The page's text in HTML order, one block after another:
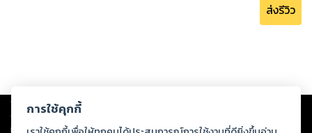
ส่งรีวิว
Copyright © 2026
ต่อผลงานหรือเนื้อหาใดที่อัปโหลดผ่านเว็บไซต์และปรากฏว่าละเมิดสิทธิใน
ทรัพย์สินทางปัญญาของบุคคลอื่นหรือขัดต่อกฎหมายและศีลธรรม ดังนั้น ผู้อ่าน
การใช้คุกกี้